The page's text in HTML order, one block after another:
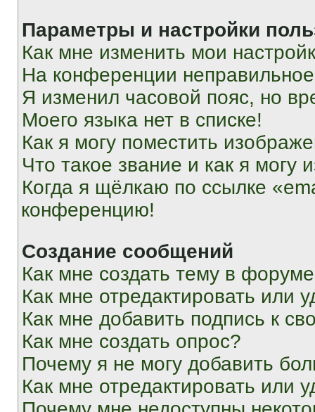
Параметры и настройки
Как мне изменить мои
На конференции
Я изменил часовой пояс, но
Моего языка нет в списке!
Как я могу поместить
Что такое звание и как я могу
Когда я щёлкаю по ссылке
конференцию!
Создание сообщений
Как мне создать тему в
Как мне отредактировать или
Как мне добавить подпись к
Как мне создать опрос?
Почему я не могу добавить
Как мне отредактировать или